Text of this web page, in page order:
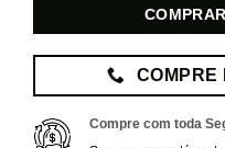
COMPRE
Compre com toda